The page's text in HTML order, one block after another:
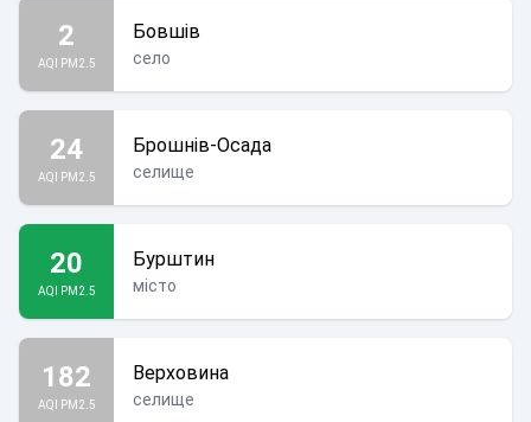
2
AQI PM2.5
Бовшів
село
24
AQI PM2.5
Брошнів-Осада
селище
20
AQI PM2.5
Бурштин
місто
182
AQI PM2.5
Верховина
селище